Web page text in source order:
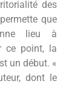
des
que
lieu à
ce point, la
un début. «
dont le